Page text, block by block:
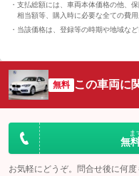
支払総額には、車両本体価格の他、
相当額等、購入時に必要な全ての費用
当該価格は、登録等の時期や地域な
無料 この車両に
ま
無
お気軽にどうぞ。問合せ後に何